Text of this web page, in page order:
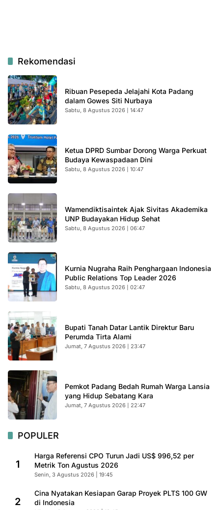
Rekomendasi
Ribuan Pesepeda Jelajahi Kota Padang
dalam Gowes Siti Nurbaya
Sabtu, 8 Agustus 2026 | 14:47
Ketua DPRD Sumbar Dorong Warga Perkuat
Budaya Kewaspadaan Dini
Sabtu, 8 Agustus 2026 | 10:47
Wamendiktisaintek Ajak Sivitas Akademika
UNP Budayakan Hidup Sehat
Sabtu, 8 Agustus 2026 | 06:47
Kurnia Nugraha Raih Penghargaan Indonesia
Public Relations Top Leader 2026
Sabtu, 8 Agustus 2026 | 02:47
Bupati Tanah Datar Lantik Direktur Baru
Perumda Tirta Alami
Jumat, 7 Agustus 2026 | 23:47
Pemkot Padang Bedah Rumah Warga Lansia
yang Hidup Sebatang Kara
Jumat, 7 Agustus 2026 | 22:47
POPULER
1
Harga Referensi CPO Turun Jadi US$ 996,52 per
Metrik Ton Agustus 2026
Senin, 3 Agustus 2026 | 19:45
2
Cina Nyatakan Kesiapan Garap Proyek PLTS 100 GW
di Indonesia